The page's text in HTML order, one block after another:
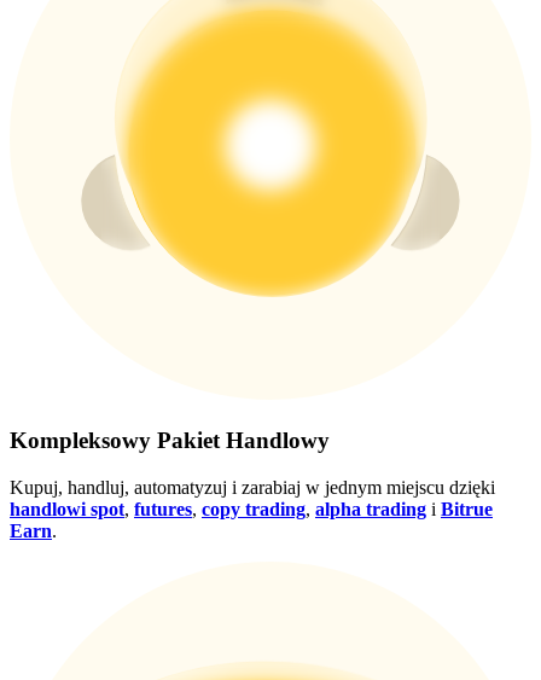
Więcej wydarzeń
Wygraj nagrody i ekskluzywne bonusy
Zaloguj sieZapisać się
Kompleksowy Pakiet Handlowy
Kupuj, handluj, automatyzuj i zarabiaj w jednym miejscu dzięki
handlowi spot, futures, copy trading, alpha trading i Bitrue
Earn.